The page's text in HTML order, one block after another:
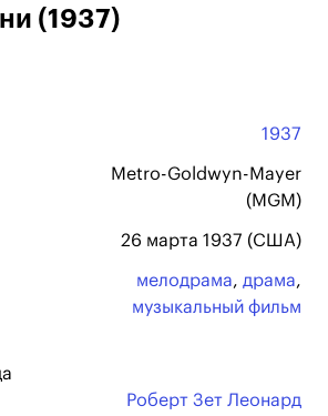
(1937)
1937
Metro-Goldwyn-Mayer
(MGM)
26 марта 1937 (США)
мелодрама, драма,
музыкальный фильм
Роберт Зет Леонард